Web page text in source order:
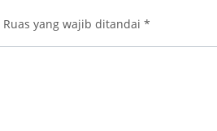
Ruas yang wajib ditandai *